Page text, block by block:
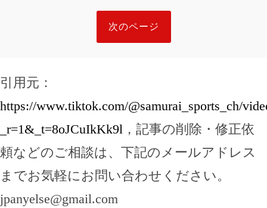
次のページ
引用元：
https://www.tiktok.com/@samurai_sports_ch/
_r=1&_t=8oJCuIkKk9l ，記事の削除・修正依
頼などのご相談は、下記のメールアドレス
までお気軽にお問い合わせください。
jpanyelse@gmail.com